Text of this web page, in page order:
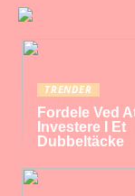
TRENDER
Fordele Ved
Investere I Et
Dubbeltäcke